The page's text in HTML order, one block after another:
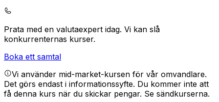
Prata med en valutaexpert idag. Vi kan slå
konkurrenternas kurser.
Boka ett samtal
Vi använder mid-market-kursen för vår omvandlare.
Det görs endast i informationssyfte. Du kommer inte att
få denna kurs när du skickar pengar. Se sändkurserna.